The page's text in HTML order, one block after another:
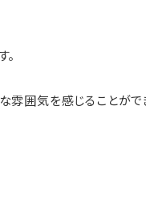
雰囲気を感じることがで